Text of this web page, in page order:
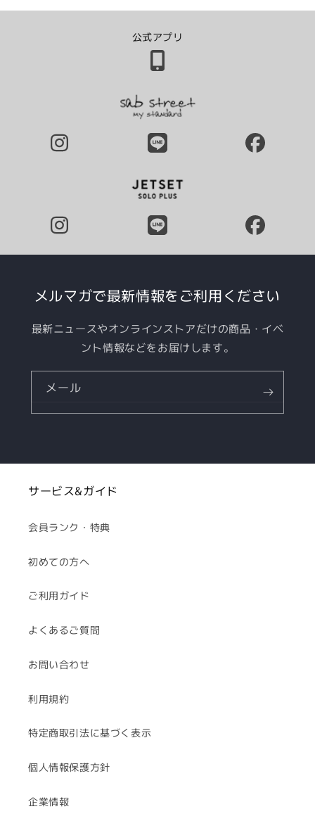
公式アプリ
メルマガで最新情報をご利用ください
最新ニュースやオンラインストアだけの商品・イベ
ント情報などをお届けします。
メール
サービス&ガイド
会員ランク・特典
初めての方へ
ご利用ガイド
よくあるご質問
お問い合わせ
利用規約
特定商取引法に基づく表示
個人情報保護方針
企業情報